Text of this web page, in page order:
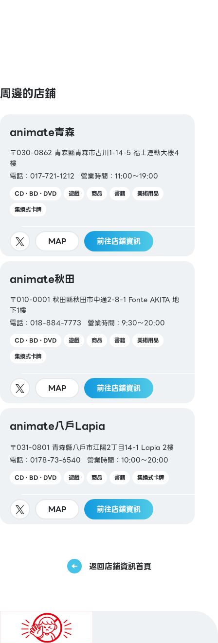
周邊的店鋪
animate青森
〒030-0862 青森縣青森市古川1-14-5 福士運動大樓4
樓
電話：017-721-1212
營業時間：11:00～19:00
CD・BD・DVD 遊戲 商品 書籍
美術用品
集換式卡牌
MAP 前往店鋪資訊
animate秋田
〒010-0001 秋田縣秋田市中通2-8-1 Fonte AKITA 地
下1樓
電話：018-884-7773
營業時間：9:30～20:00
CD・BD・DVD 遊戲 商品 書籍
美術用品
集換式卡牌
MAP 前往店鋪資訊
animate八戶Lapia
〒031-0801 青森縣八戶市江陽2丁目14-1 Lapia 2樓
電話：0178-73-6540
營業時間：10:00～20:00
CD・BD・DVD 遊戲 商品 書籍 集換式卡牌
MAP 前往店鋪資訊
返回店鋪資訊首頁